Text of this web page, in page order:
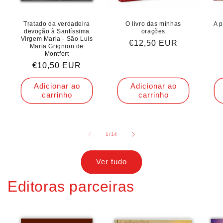
Tratado da verdadeira
devoção à Santíssima
Virgem Maria - São Luís
Maria Grignion de
Montfort
Preço
normal
€10,50 EUR
Adicionar ao
carrinho
O livro das minhas
orações
Preço
€12,50 EUR
Adicionar ao
carrinho
A
1/de
14
Ver tudo
Editoras parceiras